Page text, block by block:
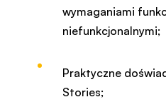
wymaganiami
niefunkcjonalnymi;
Praktyczne
Stories;